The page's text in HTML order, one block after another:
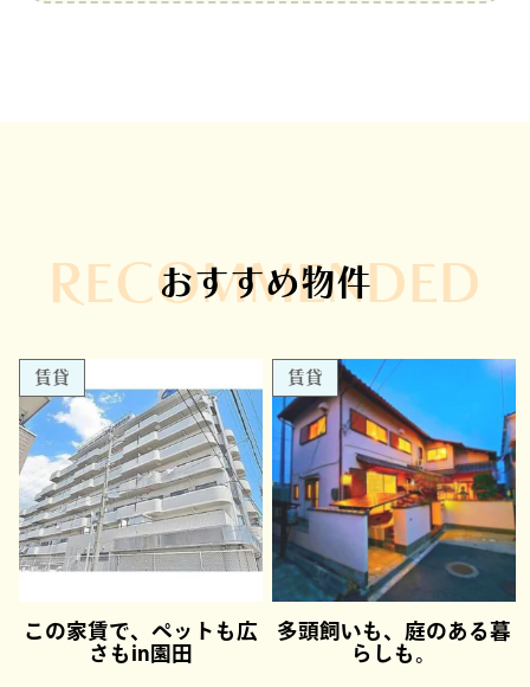
RECOMMENDED
おすすめ物件
賃貸
この家賃で、ペットも広
さもin園田
賃貸
多頭飼いも、庭のある暮
らしも。